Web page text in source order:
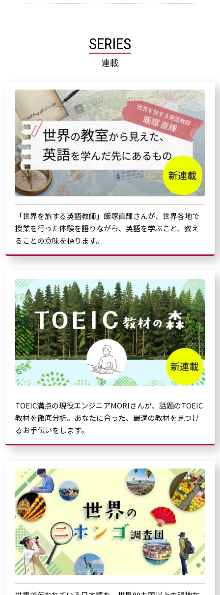
SERIES
連載
「世界を旅する英語教師」飯塚直輝さんが、世界各地で
授業を行った体験を語りながら、英語を学ぶこと、教え
ることの意味を探ります。
TOEIC満点の現役エンジニアMORIさんが、話題のTOEIC
教材を徹底分析。あなたに合った、最適の教材を見つけ
るお手伝いをします。